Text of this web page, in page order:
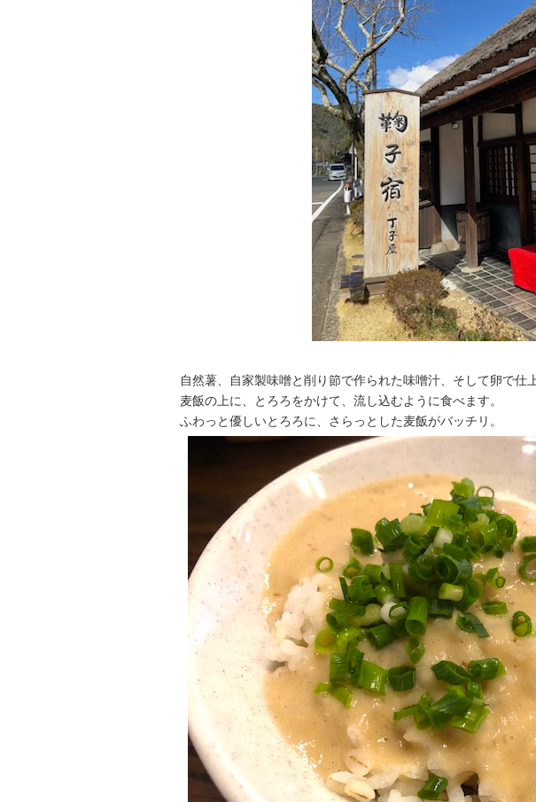
自然薯、自家製味噌と削り節で作られた味噌汁、そして卵で仕
麦飯の上に、とろろをかけて、流し込むように食べます。
ふわっと優しいとろろに、さらっとした麦飯がバッチリ。